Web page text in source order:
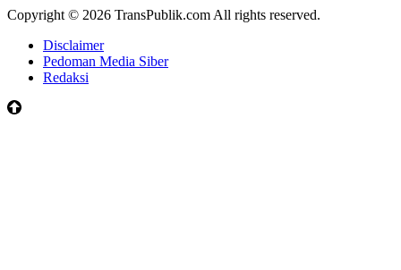
Copyright © 2026 TransPublik.com All rights reserved.
Disclaimer
Pedoman Media Siber
Redaksi